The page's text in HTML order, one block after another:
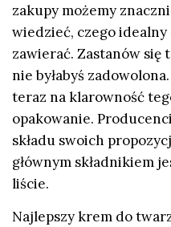
zakupy możemy
wiedzieć, czego
zawierać. Zastanów
nie byłabyś
teraz na klarowność
opakowanie.
składu swoich
głównym składnikiem
liście.
Najlepszy krem do